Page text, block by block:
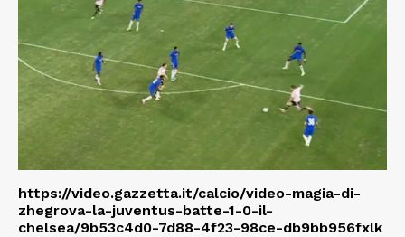
https://video.gazzetta.it/calcio/video-magia-di-
zhegrova-la-juventus-batte-1-0-il-
chelsea/9b53c4d0-7d88-4f23-98ce-db9bb956fxlk